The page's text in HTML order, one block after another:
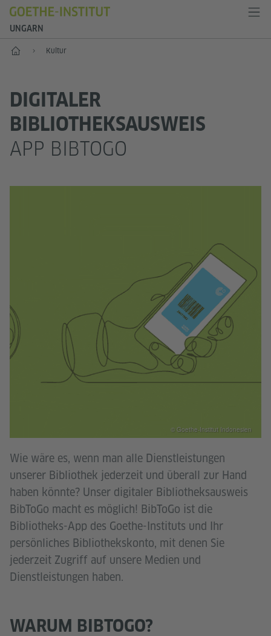
UNGARN
Start Kultur
DIGITALER
BIBLIOTHEKSAUSWEIS
APP BIBTOGO
Wie wäre es, wenn man alle Dienstleistungen
unserer Bibliothek jederzeit und überall zur Hand
haben könnte? Unser digitaler Bibliotheksausweis
BibToGo macht es möglich! BibToGo ist die
Bibliotheks-App des Goethe-Instituts und Ihr
persönliches Bibliothekskonto, mit denen Sie
jederzeit Zugriff auf unsere Medien und
Dienstleistungen haben.
© Goethe-Institut Indonesien
WARUM BIBTOGO?